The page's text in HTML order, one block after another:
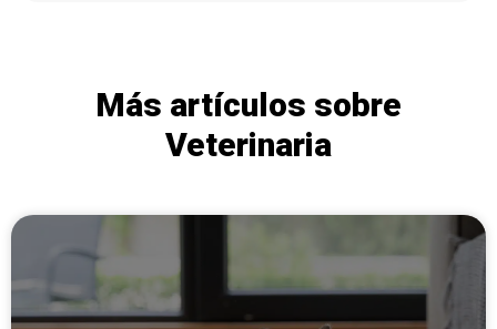
Más artículos sobre
Veterinaria